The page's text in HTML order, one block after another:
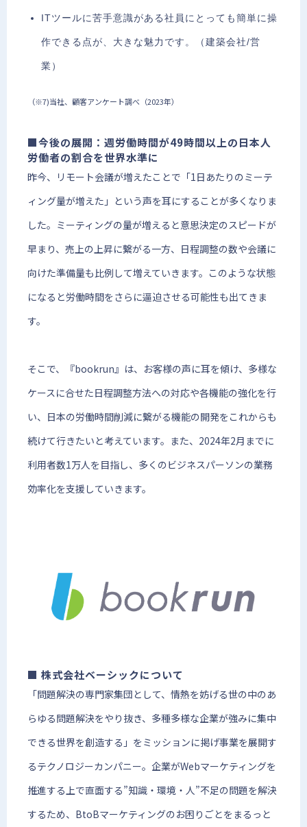
ITツールに苦手意識がある社員にとっても簡単に操
作できる点が、大きな魅力です。（建築会社/営
業）
（※7)当社、顧客アンケート調べ（2023年）
■今後の展開：週労働時間が49時間以上の日本人
労働者の割合を世界水準に
昨今、リモート会議が増えたことで「1日あたりのミーテ
ィング量が増えた」という声を耳にすることが多くなりま
した。ミーティングの量が増えると意思決定のスピードが
早まり、売上の上昇に繋がる一方、日程調整の数や会議に
向けた準備量も比例して増えていきます。このような状態
になると労働時間をさらに逼迫させる可能性も出てきま
す。
そこで、『bookrun』は、お客様の声に耳を傾け、多様な
ケースに合せた日程調整方法への対応や各機能の強化を行
い、日本の労働時間削減に繋がる機能の開発をこれからも
続けて行きたいと考えています。また、2024年2月までに
利用者数1万人を目指し、多くのビジネスパーソンの業務
効率化を支援していきます。
■ 株式会社ベーシックについて
「問題解決の専門家集団として、情熱を妨げる世の中のあ
らゆる問題解決をやり抜き、多種多様な企業が強みに集中
できる世界を創造する」をミッションに掲げ事業を展開す
るテクノロジーカンパニー。企業がWebマーケティングを
推進する上で直面する”知識・環境・人”不足の問題を解決
するため、BtoBマーケティングのお困りごとをまるっと